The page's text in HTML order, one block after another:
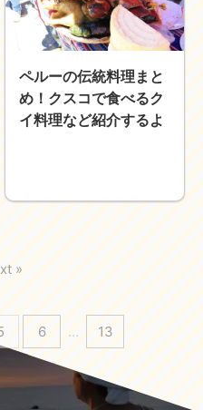
ペルーの伝統料理まと
め！クスコで食べるク
イ料理など紹介するよ
6 … 13
»